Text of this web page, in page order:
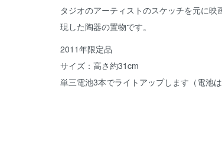
タジオのアーティストのスケッチを元に映
現した陶器の置物です。
2011年限定品
サイズ：高さ約31cm
単三電池3本でライトアップします（電池は